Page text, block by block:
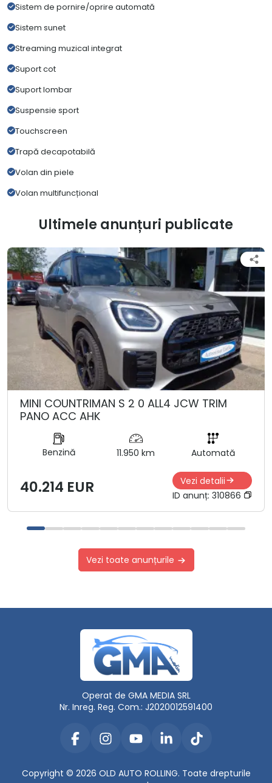
Sistem de pornire/oprire automată
Sistem sunet
Streaming muzical integrat
Suport cot
Suport lombar
Suspensie sport
Touchscreen
Trapă decapotabilă
Volan din piele
Volan multifuncțional
Ultimele anunțuri publicate
MINI COUNTRIMAN S 2 0 ALL4 JCW TRIM
PANO ACC AHK
Benzină 11.950 km Automată
40.214 EUR
Vezi detalii
ID anunț: 310866
Vezi toate anunțurile
Operat de GMA MEDIA SRL
Nr. Inreg. Reg. Com.: J2020012591400
Copyright © 2026 OLD AUTO ROLLING. Toate drepturile